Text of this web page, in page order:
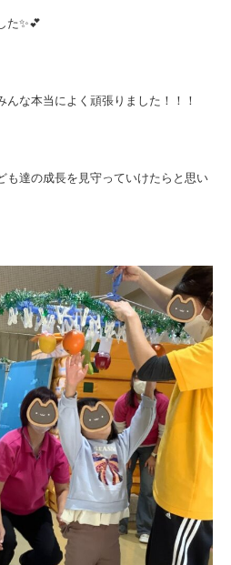
た✨💕
な本当によく頑張りました！！！
も達の成長を見守っていけたらと思い